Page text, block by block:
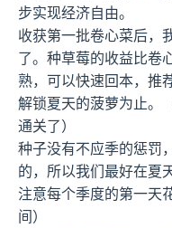
步实现经济自由。
收获第一批卷心菜后，
了。种草莓的收益比卷
熟，可以快速回本，推
解锁夏天的菠萝为止。
通关了）
种子没有不应季的惩罚
的，所以我们最好在夏
注意每个季度的第一天
间）